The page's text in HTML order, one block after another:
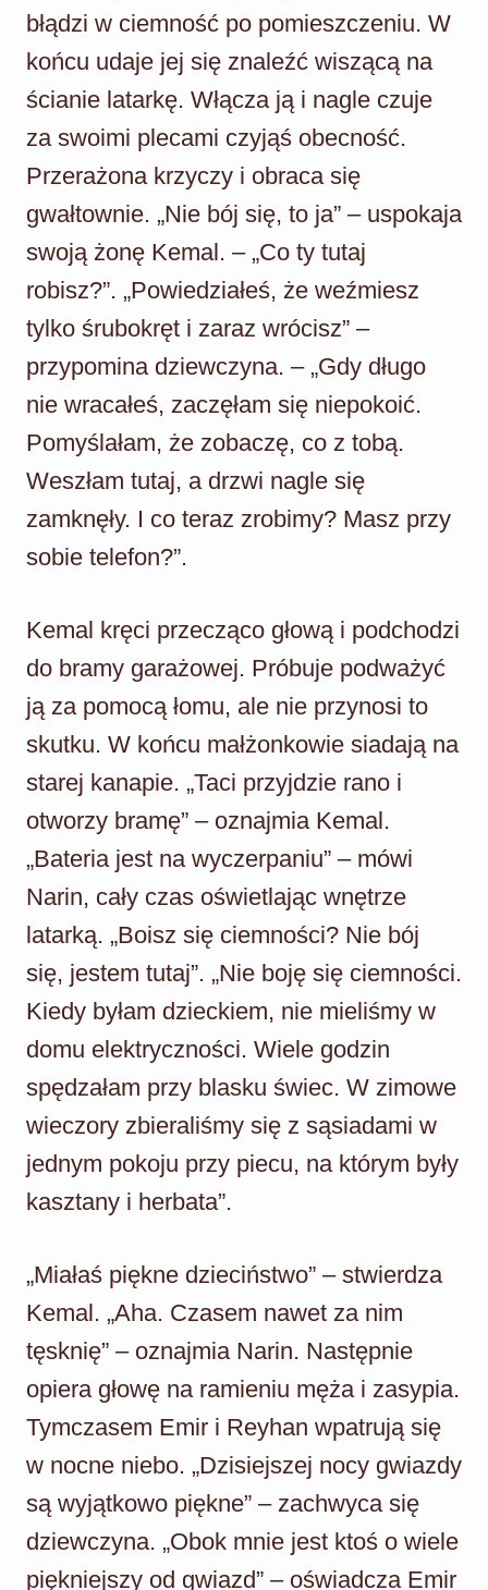
błądzi w ciemność po pomieszczeniu. W
końcu udaje jej się znaleźć wiszącą na
ścianie latarkę. Włącza ją i nagle czuje
za swoimi plecami czyjąś obecność.
Przerażona krzyczy i obraca się
gwałtownie. „Nie bój się, to ja” – uspokaja
swoją żonę Kemal. – „Co ty tutaj
robisz?”. „Powiedziałeś, że weźmiesz
tylko śrubokręt i zaraz wrócisz” –
przypomina dziewczyna. – „Gdy długo
nie wracałeś, zaczęłam się niepokoić.
Pomyślałam, że zobaczę, co z tobą.
Weszłam tutaj, a drzwi nagle się
zamknęły. I co teraz zrobimy? Masz przy
sobie telefon?”.
Kemal kręci przecząco głową i podchodzi
do bramy garażowej. Próbuje podważyć
ją za pomocą łomu, ale nie przynosi to
skutku. W końcu małżonkowie siadają na
starej kanapie. „Taci przyjdzie rano i
otworzy bramę” – oznajmia Kemal.
„Bateria jest na wyczerpaniu” – mówi
Narin, cały czas oświetlając wnętrze
latarką. „Boisz się ciemności? Nie bój
się, jestem tutaj”. „Nie boję się ciemności.
Kiedy byłam dzieckiem, nie mieliśmy w
domu elektryczności. Wiele godzin
spędzałam przy blasku świec. W zimowe
wieczory zbieraliśmy się z sąsiadami w
jednym pokoju przy piecu, na którym były
kasztany i herbata”.
„Miałaś piękne dzieciństwo” – stwierdza
Kemal. „Aha. Czasem nawet za nim
tęsknię” – oznajmia Narin. Następnie
opiera głowę na ramieniu męża i zasypia.
Tymczasem Emir i Reyhan wpatrują się
w nocne niebo. „Dzisiejszej nocy gwiazdy
są wyjątkowo piękne” – zachwyca się
dziewczyna. „Obok mnie jest ktoś o wiele
piękniejszy od gwiazd” – oświadcza Emir